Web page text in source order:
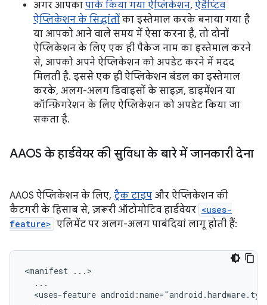
अगर आपका पार्क किया गया ऐप्लिकेशन, ऐडैप्टिव
ऐप्लिकेशन के सिद्धांतों का इस्तेमाल करके बनाया गया है
या आपको आने वाले समय में ऐसा करना है, तो दोनों
ऐप्लिकेशन के लिए एक ही पैकेज नाम का इस्तेमाल करने
से, आपको अपने ऐप्लिकेशन को अपडेट करने में मदद
मिलती है. इससे एक ही ऐप्लिकेशन बंडल का इस्तेमाल
करके, अलग-अलग डिवाइसों के साइज़, डाइमेंशन या
कॉन्फ़िगरेशन के लिए ऐप्लिकेशन को अपडेट किया जा
सकता है.
AAOS के हार्डवेयर की सुविधा के बारे में जानकारी देना
AAOS ऐप्लिकेशन के लिए, ट्रैक टाइप और ऐप्लिकेशन की
कैटगरी के हिसाब से, ज़रूरी ऑटोमोटिव हार्डवेयर <uses-
feature> एलिमेंट पर अलग-अलग पाबंदियां लागू होती हैं:
<manifest
<uses-feature